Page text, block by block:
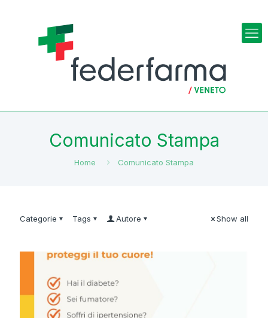
Comunicato Stampa
Home Comunicato Stampa
Categorie Tags Autore Show all